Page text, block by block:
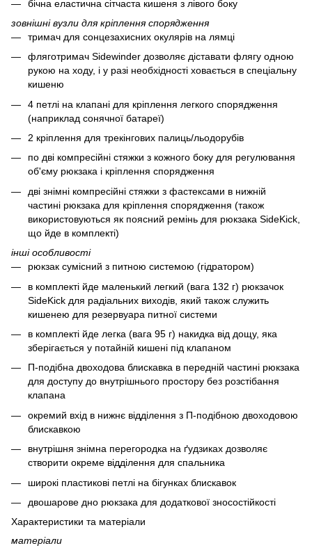
бічна еластична сітчаста кишеня з лівого боку
зовнішні вузли для кріплення спорядження
тримач для сонцезахисних окулярів на лямці
фляготримач Sidewinder дозволяє діставати флягу одною
рукою на ходу, і у разі необхідності ховається в спеціальну
кишеню
4 петлі на клапані для кріплення легкого спорядження
(наприклад сонячної батареї)
2 кріплення для трекінгових палиць/льодорубів
по дві компресійні стяжки з кожного боку для регулювання
об'єму рюкзака і кріплення спорядження
дві знімні компресійні стяжки з фастексами в нижній
частині рюкзака для кріплення спорядження (також
використовуються як поясний ремінь для рюкзака SideKick,
що йде в комплекті)
інші особливості
рюкзак сумісний з питною системою (гідратором)
в комплекті йде маленький легкий (вага 132 г) рюкзачок
SideKick для радіальних виходів, який також служить
кишенею для резервуара питної системи
в комплекті йде легка (вага 95 г) накидка від дощу, яка
зберігається у потайній кишені під клапаном
П-подібна двоходова блискавка в передній частині рюкзака
для доступу до внутрішнього простору без розстібання
клапана
окремий вхід в нижнє відділення з П-подібною двоходовою
блискавкою
внутрішня знімна перегородка на ґудзиках дозволяє
створити окреме відділення для спальника
широкі пластикові петлі на бігунках блискавок
двошарове дно рюкзака для додаткової зносостійкості
Характеристики та матеріали
матеріали